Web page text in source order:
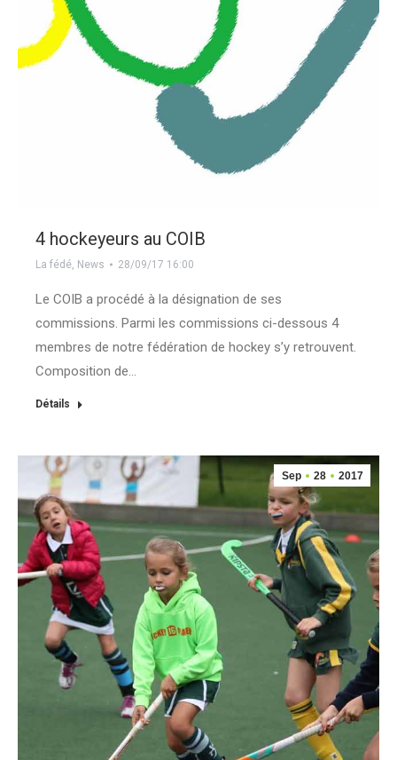
4 hockeyeurs au COIB
La fédé News 28/09/17 16:00
Le COIB a procédé à la désignation de ses
commissions. Parmi les commissions ci-dessous 4
membres de notre fédération de hockey s’y retrouvent.
Composition de…
Détails
Sep 28 2017